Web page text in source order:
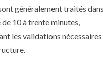
généralement traités
10 à trente minutes,
les validations